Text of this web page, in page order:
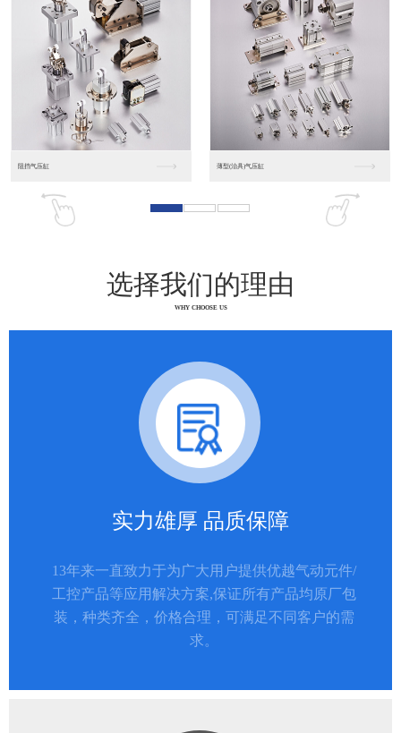
松下人机界面DP10... 数字光钎传感器FX-...
选择我们的理由
WHY CHOOSE US
实力雄厚 品质保障
13年来一直致力于为广大用户提供优越气动元件/
工控产品等应用解决方案,保证所有产品均原厂包
装，种类齐全，价格合理，可满足不同客户的需
求。